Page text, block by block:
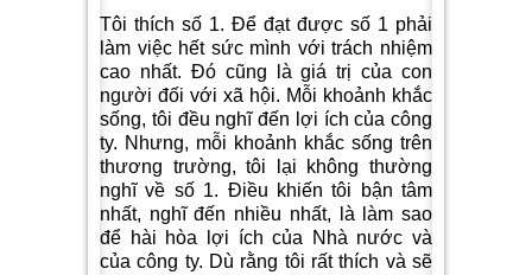
Tôi thích số 1. Để đạt được số 1 phải
làm việc hết sức mình với trách nhiệm
cao nhất. Đó cũng là giá trị của con
người đối với xã hội. Mỗi khoảnh khắc
sống, tôi đều nghĩ đến lợi ích của công
ty. Nhưng, mỗi khoảnh khắc sống trên
thương trường, tôi lại không thường
nghĩ về số 1. Điều khiến tôi bận tâm
nhất, nghĩ đến nhiều nhất, là làm sao
để hài hòa lợi ích của Nhà nước và
của công ty. Dù rằng tôi rất thích và sẽ